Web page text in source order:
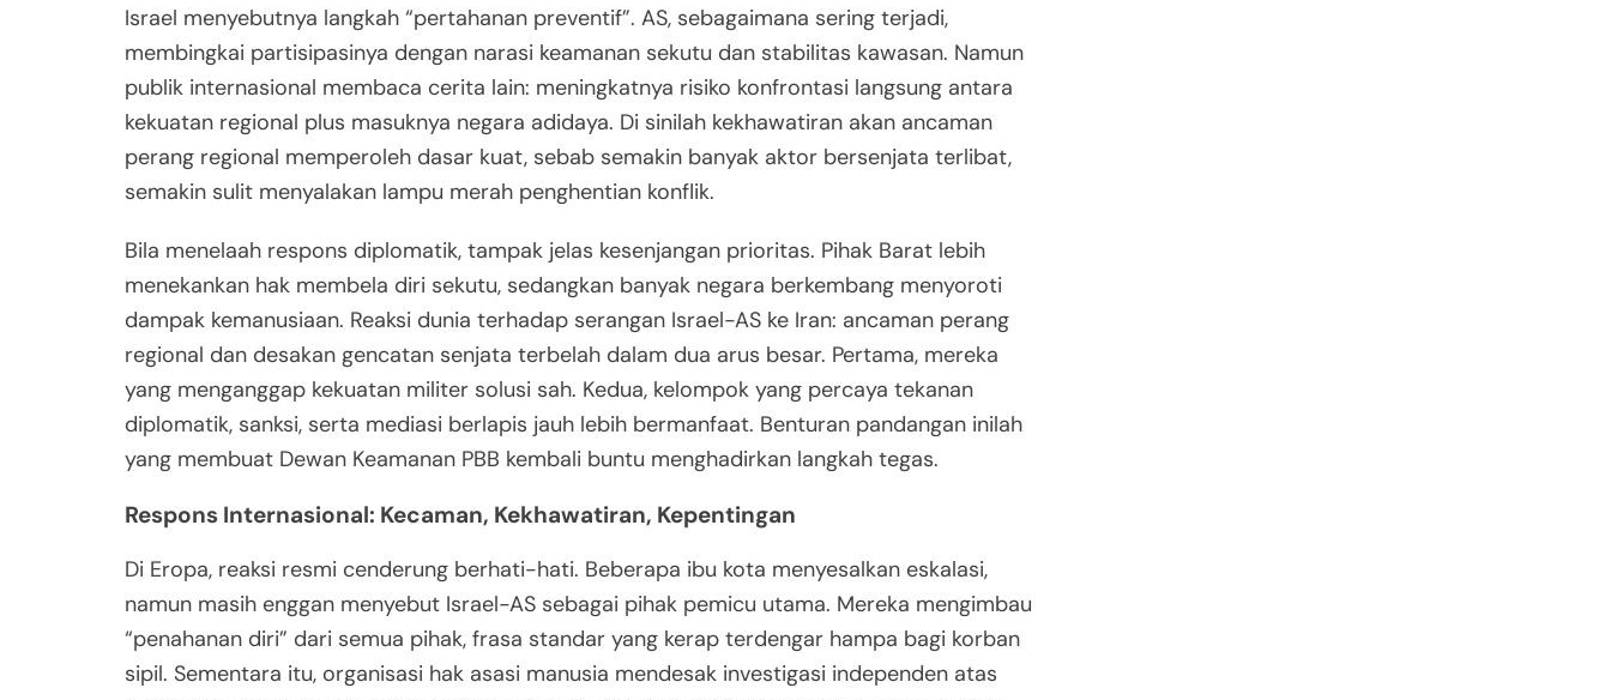
Israel menyebutnya langkah “pertahanan preventif”. AS, sebagaimana sering terjadi,
membingkai partisipasinya dengan narasi keamanan sekutu dan stabilitas kawasan. Namun
publik internasional membaca cerita lain: meningkatnya risiko konfrontasi langsung antara
kekuatan regional plus masuknya negara adidaya. Di sinilah kekhawatiran akan ancaman
perang regional memperoleh dasar kuat, sebab semakin banyak aktor bersenjata terlibat,
semakin sulit menyalakan lampu merah penghentian konflik.
Bila menelaah respons diplomatik, tampak jelas kesenjangan prioritas. Pihak Barat lebih
menekankan hak membela diri sekutu, sedangkan banyak negara berkembang menyoroti
dampak kemanusiaan. Reaksi dunia terhadap serangan Israel-AS ke Iran: ancaman perang
regional dan desakan gencatan senjata terbelah dalam dua arus besar. Pertama, mereka
yang menganggap kekuatan militer solusi sah. Kedua, kelompok yang percaya tekanan
diplomatik, sanksi, serta mediasi berlapis jauh lebih bermanfaat. Benturan pandangan inilah
yang membuat Dewan Keamanan PBB kembali buntu menghadirkan langkah tegas.
Respons Internasional: Kecaman, Kekhawatiran, Kepentingan
Di Eropa, reaksi resmi cenderung berhati-hati. Beberapa ibu kota menyesalkan eskalasi,
namun masih enggan menyebut Israel-AS sebagai pihak pemicu utama. Mereka mengimbau
“penahanan diri” dari semua pihak, frasa standar yang kerap terdengar hampa bagi korban
sipil. Sementara itu, organisasi hak asasi manusia mendesak investigasi independen atas